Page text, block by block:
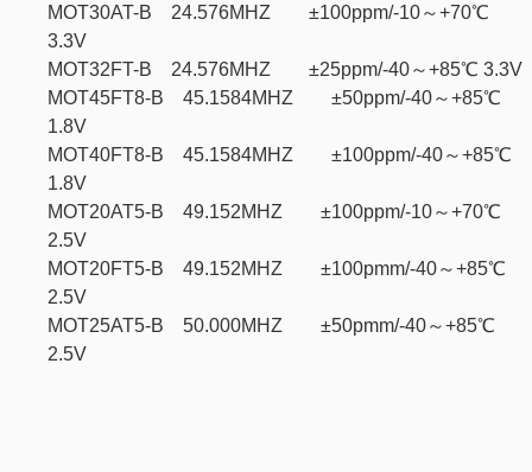
MOT30AT-B 24.576MHZ ±100ppm/-10～+70℃
3.3V
MOT32FT-B 24.576MHZ ±25ppm/-40～+85℃ 3.3V
MOT45FT8-B 45.1584MHZ ±50ppm/-40～+85℃
1.8V
MOT40FT8-B 45.1584MHZ ±100ppm/-40～+85℃
1.8V
MOT20AT5-B 49.152MHZ ±100ppm/-10～+70℃
2.5V
MOT20FT5-B 49.152MHZ ±100pmm/-40～+85℃
2.5V
MOT25AT5-B 50.000MHZ ±50pmm/-40～+85℃
2.5V